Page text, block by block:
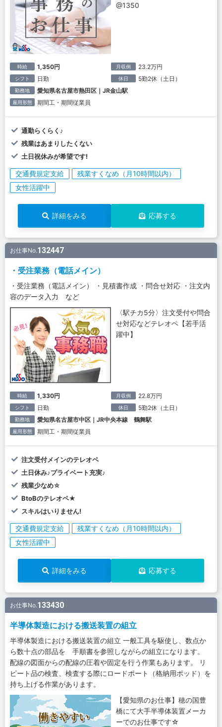
@1350
時給 1,350円 月収例 23.2万円
シフト 日勤 休日 5勤2休（土日）
勤務地 愛知県名古屋市熱田区｜JR金山駅
雇用形態 期間工・期間従業員
通勤らくらく♪
残業はあまりしたくない
土日祝休みが希望です!
交通費規定支給
残業すくなめ（月10時間以内）
女性活躍中
詳細をみる 応募する
お仕事No.132447
・受注業務（電話メイン）
・受注業務（電話メイン） ・見積書作成 ・問合せ対応 ・注文内
容のデータ入力 など
〈駅チカ5分〉注文受付や問合
せ対応などテレオペ【若手活
躍中】
時給 1,330円 月収例 22.8万円
シフト 日勤 休日 5勤2休（土日）
勤務地 愛知県名古屋市中区｜JR中央本線 鶴舞駅
雇用形態 期間工・期間従業員
注文受付メインのテレオペ
土日休み♪プライベート充実♪
残業少なめ☆
BtoBのテレオペ★
スキルはいりません!
交通費規定支給
残業すくなめ（月10時間以内）
女性活躍中
詳細をみる 応募する
お仕事No.133430
半導体製造における搬送装置の組立
半導体製造における搬送装置の組立 一般工具を駆使し、数点か
ら数十点の部品を 手順書を参照しながらの組立になります。
配線の図面からの配線の圧着や固定を行う作業もあります。 リ
ピート品の検査、検査する際にロードポート（格納用ポッド）を
持ち上げる作業があります。
【愛知県のお仕事】穂の国豊
橋にて大手半導体装置メーカ
ーでのお仕事です☆